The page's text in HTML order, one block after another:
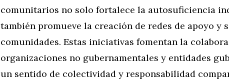
comunitarios no solo fortalece la autosuficiencia
también promueve la creación de redes de apoyo y
comunidades. Estas iniciativas fomentan la
organizaciones no gubernamentales y entidades
un sentido de colectividad y responsabilidad